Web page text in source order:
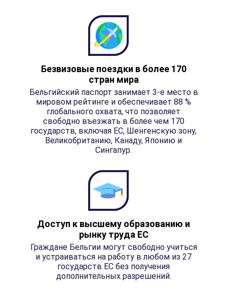
Безвизовые поездки в более 170
стран мира
Бельгийский паспорт занимает 3-е место в
мировом рейтинге и обеспечивает 88 %
глобального охвата, что позволяет
свободно въезжать в более чем 170
государств, включая ЕС, Шенгенскую зону,
Великобританию, Канаду, Японию и
Сингапур.
Доступ к высшему образованию и
рынку труда ЕС
Граждане Бельгии могут свободно учиться
и устраиваться на работу в любом из 27
государств ЕС без получения
дополнительных разрешений.